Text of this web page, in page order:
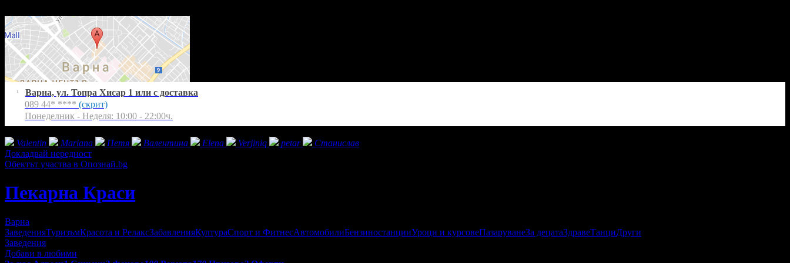
1
Варна, ул. Топра Хисар 1 или с доставка
089 44* **** (скрит)
Понеделник - Неделя: 10:00 - 22:00ч.
Valentin
Mariana Петя Валентина Elena Verjiniq petar
Станислав
Докладвай нередност
Обектът участва в Опознай.bg
Пекарна Краси
Варна
ЗаведенияТуризъмКрасота и РелаксЗабавленияКултураСпорт и ФитнесАвтомобилиБензиностанцииУроци и курсовеПазаруванеЗа децатаЗдравеТанциДруги
Заведения
Добави в любими